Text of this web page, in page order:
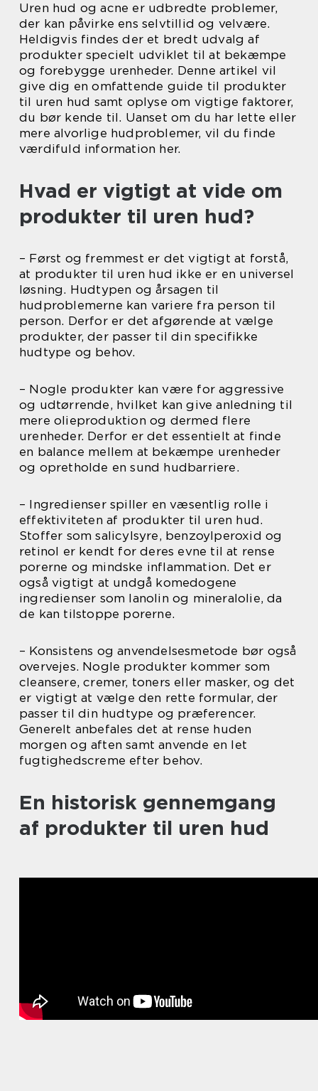
Uren hud og acne er udbredte problemer,
der kan påvirke ens selvtillid og velvære.
Heldigvis findes der et bredt udvalg af
produkter specielt udviklet til at bekæmpe
og forebygge urenheder. Denne artikel vil
give dig en omfattende guide til produkter
til uren hud samt oplyse om vigtige faktorer,
du bør kende til. Uanset om du har lette eller
mere alvorlige hudproblemer, vil du finde
værdifuld information her.
Hvad er vigtigt at vide om
produkter til uren hud?
– Først og fremmest er det vigtigt at forstå,
at produkter til uren hud ikke er en universel
løsning. Hudtypen og årsagen til
hudproblemerne kan variere fra person til
person. Derfor er det afgørende at vælge
produkter, der passer til din specifikke
hudtype og behov.
– Nogle produkter kan være for aggressive
og udtørrende, hvilket kan give anledning til
mere olieproduktion og dermed flere
urenheder. Derfor er det essentielt at finde
en balance mellem at bekæmpe urenheder
og opretholde en sund hudbarriere.
– Ingredienser spiller en væsentlig rolle i
effektiviteten af produkter til uren hud.
Stoffer som salicylsyre, benzoylperoxid og
retinol er kendt for deres evne til at rense
porerne og mindske inflammation. Det er
også vigtigt at undgå komedogene
ingredienser som lanolin og mineralolie, da
de kan tilstoppe porerne.
– Konsistens og anvendelsesmetode bør også
overvejes. Nogle produkter kommer som
cleansere, cremer, toners eller masker, og det
er vigtigt at vælge den rette formular, der
passer til din hudtype og præferencer.
Generelt anbefales det at rense huden
morgen og aften samt anvende en let
fugtighedscreme efter behov.
En historisk gennemgang
af produkter til uren hud